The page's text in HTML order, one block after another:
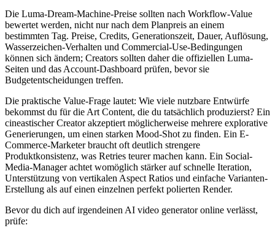
Die Luma-Dream-Machine-Preise sollten nach Workflow-Value
bewertet werden, nicht nur nach dem Planpreis an einem
bestimmten Tag. Preise, Credits, Generationszeit, Dauer, Auflösung,
Wasserzeichen-Verhalten und Commercial-Use-Bedingungen
können sich ändern; Creators sollten daher die offiziellen Luma-
Seiten und das Account-Dashboard prüfen, bevor sie
Budgetentscheidungen treffen.
Die praktische Value-Frage lautet: Wie viele nutzbare Entwürfe
bekommst du für die Art Content, die du tatsächlich produzierst? Ein
cineastischer Creator akzeptiert möglicherweise mehrere explorative
Generierungen, um einen starken Mood-Shot zu finden. Ein E-
Commerce-Marketer braucht oft deutlich strengere
Produktkonsistenz, was Retries teurer machen kann. Ein Social-
Media-Manager achtet womöglich stärker auf schnelle Iteration,
Unterstützung von vertikalen Aspect Ratios und einfache Varianten-
Erstellung als auf einen einzelnen perfekt polierten Render.
Bevor du dich auf irgendeinen AI video generator online verlässt,
prüfe: